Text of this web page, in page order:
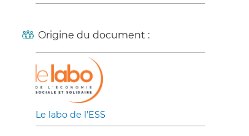
Origine du document :
Le labo de l’ESS